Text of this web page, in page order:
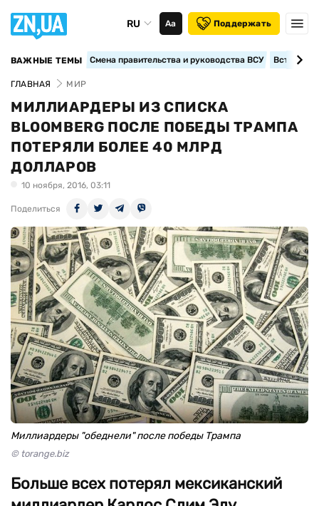
RU Аа Поддержать
ВАЖНЫЕ ТЕМЫ Смена правительства и руководства ВСУ
ГЛАВНАЯ МИР
МИЛЛИАРДЕРЫ ИЗ СПИСКА
BLOOMBERG ПОСЛЕ ПОБЕДЫ ТРАМПА
ПОТЕРЯЛИ БОЛЕЕ 40 МЛРД
ДОЛЛАРОВ
10 ноября, 2016, 03:11
Поделиться
Миллиардеры "обеднели" после победы Трампа
© torange.biz
Больше всех потерял мексиканский